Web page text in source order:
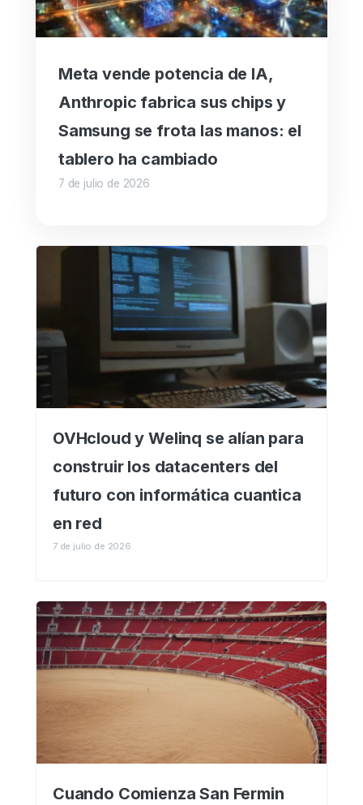
Meta vende potencia de IA,
Anthropic fabrica sus chips y
Samsung se frota las manos: el
tablero ha cambiado
7 de julio de 2026
OVHcloud y Welinq se alían para
construir los datacenters del
futuro con informática cuantica
en red
7 de julio de 2026
Cuando Comienza San Fermin